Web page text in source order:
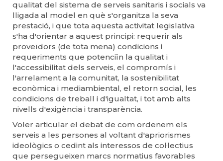
qualitat del sistema de serveis sanitaris i socials va
lligada al model en què s'organitza la seva
prestació, i que tota aquesta activitat legislativa
s'ha d'orientar a aquest principi: requerir als
proveïdors (de tota mena) condicions i
requeriments que potenciïn la qualitat i
l'accessibilitat dels serveis, el compromís i
l'arrelament a la comunitat, la sostenibilitat
econòmica i mediambiental, el retorn social, les
condicions de treball i d'igualtat, i tot amb alts
nivells d'exigència i transparència.
Voler articular el debat de com ordenem els
serveis a les persones al voltant d'apriorismes
ideològics o cedint als interessos de col·lectius
que persegueixen marcs normatius favorables